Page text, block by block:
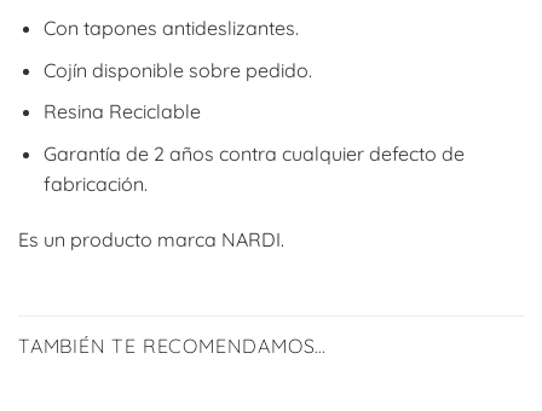
Con tapones antideslizantes.
Cojín disponible sobre pedido.
Resina Reciclable
Garantía de 2 años contra cualquier defecto de
fabricación.
Es un producto marca NARDI.
TAMBIÉN TE RECOMENDAMOS…